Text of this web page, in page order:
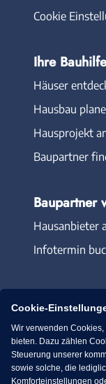
Cookie
Ihre Bauhilfe
Häuser
Hausbau
Hausprojekt
Baupartner
Baupartner
Hausanbieter
Infotermin
Cookie-
Wir verwenden
bieten. Dazu zählen
Steuerung unserer
sowie solche, die
Komforteinstellungen